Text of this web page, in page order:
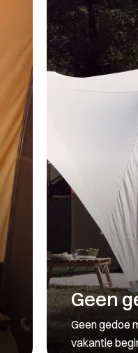
Geen
Geen gedoe
vakantie